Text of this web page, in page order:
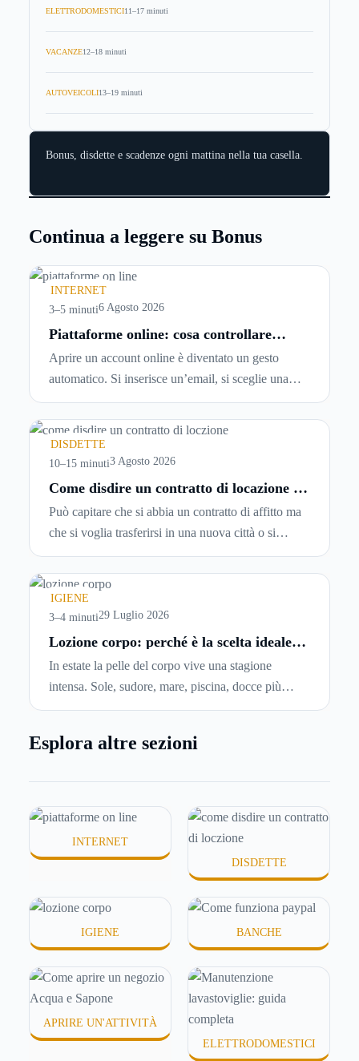
ELETTRODOMESTICI11–17 minuti
VACANZE12–18 minuti
AUTOVEICOLI13–19 minuti
Bonus, disdette e scadenze ogni mattina nella tua casella.
Continua a leggere su Bonus
INTERNET
3–5 minuti6 Agosto 2026
Piattaforme online: cosa controllare
prima di iscriversi e usare servizi in
tempo reale
Aprire un account online è diventato un gesto
automatico. Si inserisce un’email, si sceglie una
password, si accetta una serie di condizioni senza
leggerle davvero. Tutto avviene in pochi minuti,
spesso senza che ci si fermi a capire dove si sta
entrando.
DISDETTE
10–15 minuti3 Agosto 2026
Come disdire un contratto di locazione in
modo corretto ed efficace
Può capitare che si abbia un contratto di affitto ma
che si voglia trasferirsi in una nuova città o si
abbiano problemi a pagare il canone, per cui si
comincia a cercare un’altra abitazione: è legittimo
chiedersi se è possibile
locazioneprima che scada. In questa guida
capiremo come inviare la disdetta per un contratto
IGIENE
3–4 minuti29 Luglio 2026
Lozione corpo: perché è la scelta ideale
In estate la pelle del corpo vive una stagione
intensa. Sole, sudore, mare, piscina, docce più
frequenti e aria condizionata possono renderla
meno confortevole. Eppure, proprio nei mesi caldi,
o difficili da assorbire.
Esplora altre sezioni
INTERNET
DISDETTE
IGIENE BANCHE
APRIRE UN'ATTIVITÀ
ELETTRODOMESTICI